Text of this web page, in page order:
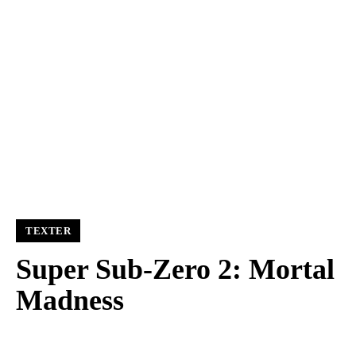
TEXTER
Super Sub-Zero 2: Mortal
Madness